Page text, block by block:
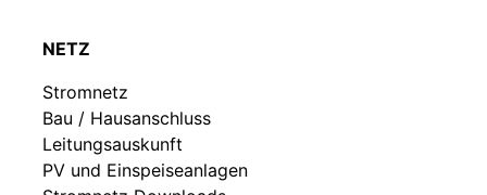
NETZ
Stromnetz
Bau / Hausanschluss
Leitungsauskunft
PV und Einspeiseanlagen